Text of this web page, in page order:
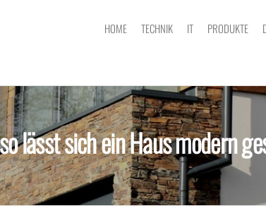
HOME TECHNIK IT PRODUKTE
lässt sich ein Haus modern